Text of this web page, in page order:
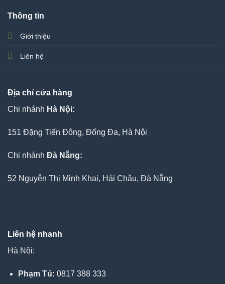
Thông tin
Giới thiệu
Liên hệ
Địa chỉ cửa hàng
Chi nhánh Hà Nội:
151 Đặng Tiến Đông, Đống Đa, Hà Nội
Chi nhánh Đà Nẵng:
52 Nguyễn Thị Minh Khai, Hải Châu, Đà Nẵng
Liên hệ nhanh
Hà Nội:
Phạm Tú: 0817 388 333